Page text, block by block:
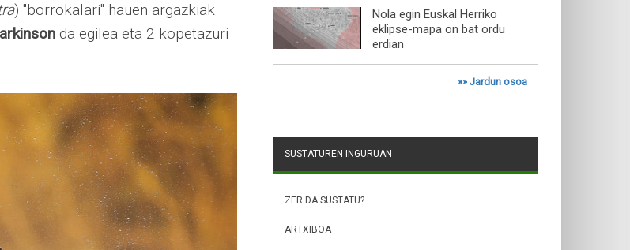
) "borrokalari" hauen argazkiak
da egilea eta 2 kopetazuri
Nola egin Euskal Herriko
eklipse-mapa on bat ordu
erdian
»»Jardun osoa
SUSTATUREN INGURUAN
ZER DA SUSTATU?
ARTXIBOA